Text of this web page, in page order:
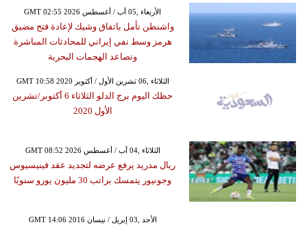
GMT 02:55 2026 الأربعاء ,05 آب / أغسطس
واشنطن تأمل باتفاق وشيك لإعادة فتح مضيق
هرمز وسط نفي إيراني للمحادثات المباشرة
وتصاعد الهجمات البحرية
GMT 10:58 2020 الثلاثاء ,06 تشرين الأول / أكتوبر
حظك اليوم برج الدلو الثلاثاء 6 أكتوبر/تشرين
الأول 2020
GMT 08:52 2026 الثلاثاء ,04 آب / أغسطس
ريال مدريد يرفع عرضه لتجديد عقد فينيسيوس
وجونيور يتمسك براتب 30 مليون يورو سنويًا
GMT 14:06 2016 الأحد ,03 إبريل / نيسان